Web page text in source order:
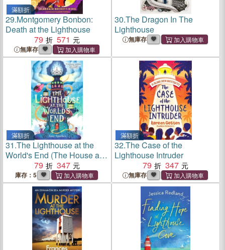
滿額折
29.Montgomery Bonbon:
Death at the Lighthouse
79
571
無庫存
30.The Dragon In The
Lighthouse
無庫存
滿額折
31.The Lighthouse at the
World's End (The House at
the Edge of Magic #4)
79 347
庫存：5
滿額折
32.The Case of the
Lighthouse Intruder
79
347
無庫存